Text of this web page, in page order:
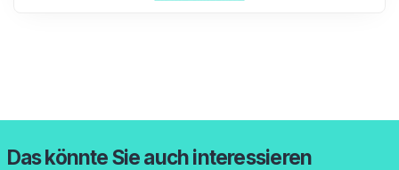
Das könnte Sie auch interessieren